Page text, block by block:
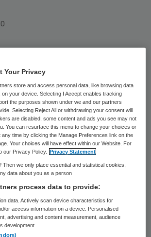
Ziekenhuis (ETZ)
nieuwe echo-apparaten
beelden rechtstreeks in het
patiëntendossier kunnen
behoort daarmee tot het
is het eerste ziekenhuis
de echo-apparaten ‘Aplio Me’
Canon Medical Systems
apparaten zijn compacter en
Your Privacy
store and access personal data, like browsing data
on your device. Selecting I Accept enables tracking
the purposes shown under we and our partners
Selecting Reject All or withdrawing your consent will
are disabled, some content and ads you see may not
You can resurface this menu to change your choices or
time by clicking the Manage Preferences link on the
Your choices will have effect within our Website. For
our Privacy Policy.
Privacy Statement
Then we only place essential and statistical cookies,
data about you as a person
process data to provide:
data. Actively scan device characteristics for
or access information on a device. Personalised
advertising and content measurement, audience
development.